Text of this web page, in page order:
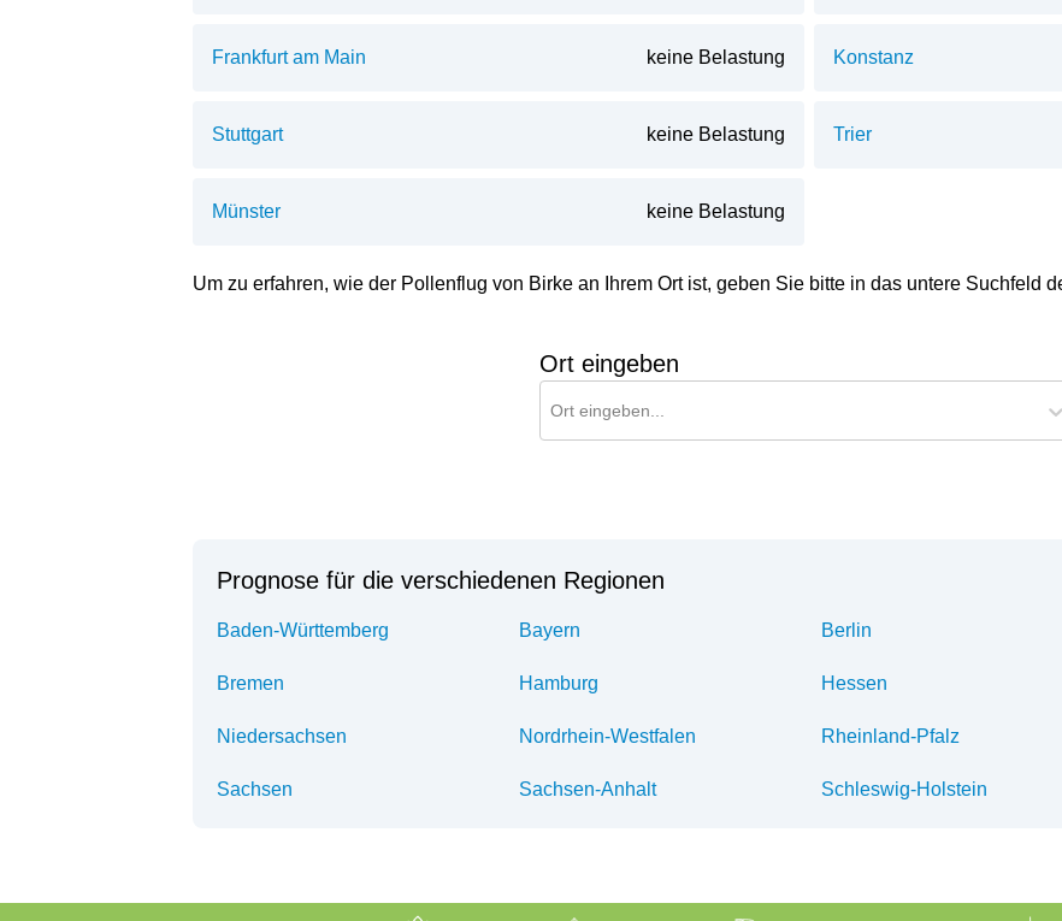
Frankfurt am Main keine Belastung Konstanz
Stuttgart keine Belastung Trier
Münster keine Belastung
Um zu erfahren, wie der Pollenflug von Birke an Ihrem Ort ist, geben Sie bitte in das untere Suchfeld
Ort eingeben
Ort eingeben...
Prognose für die verschiedenen Regionen
Baden-Württemberg Bayern Berlin
Bremen Hamburg Hessen
Niedersachsen Nordrhein-Westfalen Rheinland-Pfalz
Sachsen Sachsen-Anhalt Schleswig-Holstein